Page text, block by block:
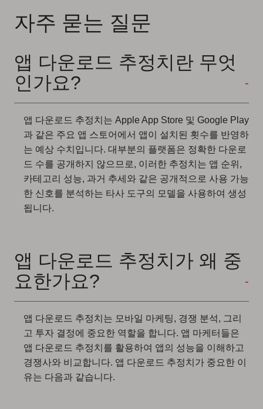
자주 묻는 질문
앱 다운로드 추정치란 무엇
인가요?
앱 다운로드 추정치는 Apple App Store 및 Google Play
과 같은 주요 앱 스토어에서 앱이 설치된 횟수를 반영하
는 예상 수치입니다. 대부분의 플랫폼은 정확한 다운로
드 수를 공개하지 않으므로, 이러한 추정치는 앱 순위,
카테고리 성능, 과거 추세와 같은 공개적으로 사용 가능
한 신호를 분석하는 타사 도구의 모델을 사용하여 생성
됩니다.
앱 다운로드 추정치가 왜 중
요한가요?
앱 다운로드 추정치는 모바일 마케팅, 경쟁 분석, 그리
고 투자 결정에 중요한 역할을 합니다. 앱 마케터들은
앱 다운로드 추정치를 활용하여 앱의 성능을 이해하고
경쟁사와 비교합니다. 앱 다운로드 추정치가 중요한 이
유는 다음과 같습니다.